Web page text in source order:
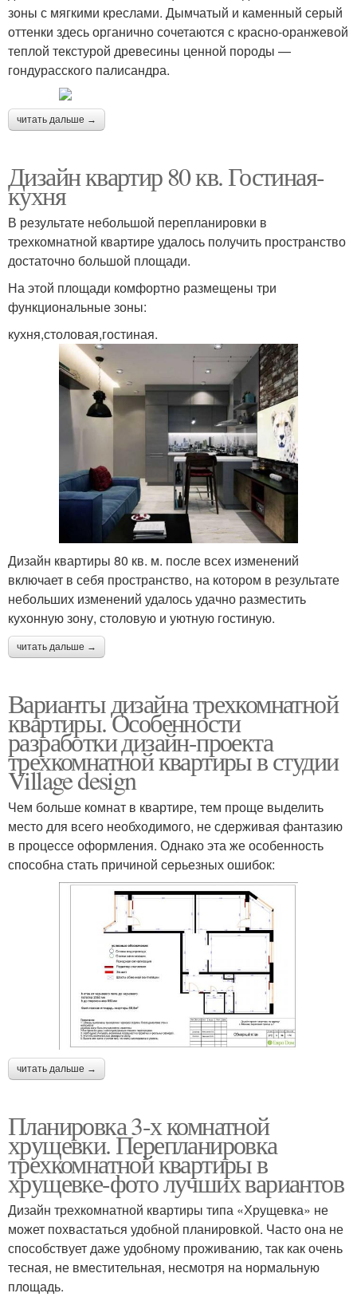
зоны с мягкими креслами. Дымчатый и каменный серый
оттенки здесь органично сочетаются с красно-оранжевой
теплой текстурой древесины ценной породы —
гондурасского палисандра.
читать дальше →
Дизайн квартир 80 кв. Гостиная-
кухня
В результате небольшой перепланировки в
трехкомнатной квартире удалось получить пространство
достаточно большой площади.
На этой площади комфортно размещены три
функциональные зоны:
кухня,столовая,гостиная.
Дизайн квартиры 80 кв. м. после всех изменений
включает в себя пространство, на котором в результате
небольших изменений удалось удачно разместить
кухонную зону, столовую и уютную гостиную.
читать дальше →
Варианты дизайна трехкомнатной
квартиры. Особенности
разработки дизайн-проекта
трехкомнатной квартиры в студии
Village design
Чем больше комнат в квартире, тем проще выделить
место для всего необходимого, не сдерживая фантазию
в процессе оформления. Однако эта же особенность
способна стать причиной серьезных ошибок:
читать дальше →
Планировка 3-х комнатной
хрущевки. Перепланировка
трехкомнатной квартиры в
хрущевке-фото лучших вариантов
Дизайн трехкомнатной квартиры типа «Хрущевка» не
может похвастаться удобной планировкой. Часто она не
способствует даже удобному проживанию, так как очень
тесная, не вместительная, несмотря на нормальную
площадь.